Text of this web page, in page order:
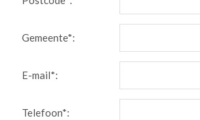
Gemeente*:
E-mail*:
Telefoon*: